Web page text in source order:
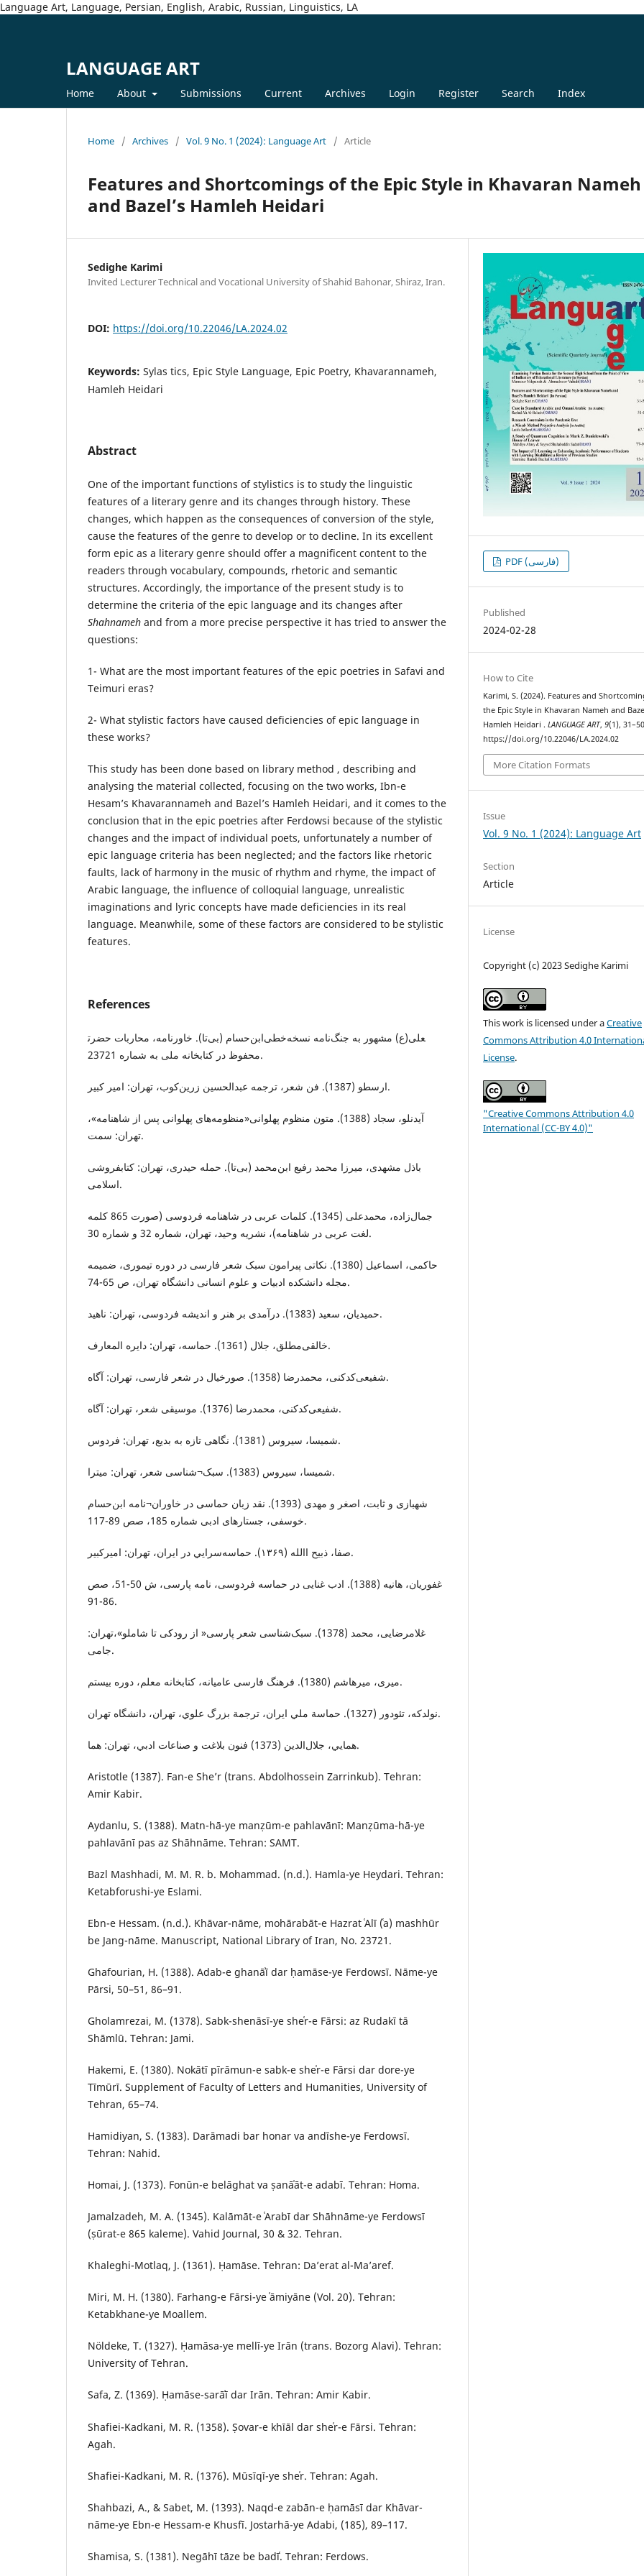
Language Art, Language, Persian, English, Arabic, Russian, Linguistics, LA
LANGUAGE ART
Home About Submissions Current Archives Login Register Search Index
Home / Archives / Vol. 9 No. 1 (2024): Language Art / Article
Features and Shortcomings of the Epic Style in Khavaran Nameh
and Bazel’s Hamleh Heidari
Sedighe Karimi
Invited Lecturer Technical and Vocational University of Shahid Bahonar, Shiraz, Iran.
DOI: https://doi.org/10.22046/LA.2024.02
Keywords: Sylas tics, Epic Style Language, Epic Poetry, Khavarannameh,
Hamleh Heidari
Abstract
One of the important functions of stylistics is to study the linguistic
features of a literary genre and its changes through history. These
changes, which happen as the consequences of conversion of the style,
cause the features of the genre to develop or to decline. In its excellent
form epic as a literary genre should offer a magnificent content to the
readers through vocabulary, compounds, rhetoric and semantic
structures. Accordingly, the importance of the present study is to
determine the criteria of the epic language and its changes after
Shahnameh and from a more precise perspective it has tried to answer the
questions:
1- What are the most important features of the epic poetries in Safavi and
Teimuri eras?
2- What stylistic factors have caused deficiencies of epic language in
these works?
This study has been done based on library method , describing and
analysing the material collected, focusing on the two works, Ibn-e
Hesam’s Khavarannameh and Bazel’s Hamleh Heidari, and it comes to the
conclusion that in the epic poetries after Ferdowsi because of the stylistic
changes and the impact of individual poets, unfortunately a number of
epic language criteria has been neglected; and the factors like rhetoric
faults, lack of harmony in the music of rhythm and rhyme, the impact of
Arabic language, the influence of colloquial language, unrealistic
imaginations and lyric concepts have made deficiencies in its real
language. Meanwhile, some of these factors are considered to be stylistic
features.
References
ابن‌حسام (بی‌تا). خاورنامه، محاربات حضرت‎علی(ع) مشهور به جنگ‌نامه نسخه‌خطی
محفوظ در کتابخانه ملی به شماره‌ 23721.
ارسطو (1387). فن شعر، ترجمه عبدالحسین زرین‌کوب، تهران: امیر کبیر.
آیدنلو، سجاد (1388). متون منظوم پهلوانی«منظومه‌های پهلوانی پس از شاهنامه»،
تهران: سمت.
باذل مشهدی، میرزا محمد رفیع ابن‌محمد (بی‌تا). حمله حیدری، تهران: کتابفروشی
اسلامی.
جمال‌زاده، محمدعلی (1345). کلمات عربی در شاهنامه فردوسی (صورت 865 کلمه
لغت عربی در شاهنامه)، نشریه وحید، تهران، شماره 32 و شماره 30.
حاکمی، اسماعیل (1380). نکاتی پیرامون سبک شعر فارسی در دوره تیموری، ضمیمه
مجله دانشکده ادبیات و علوم انسانی دانشگاه تهران، ص 65-74.
حمیدیان، سعید (1383). درآمدی بر هنر و اندیشه فردوسی، تهران: ناهید.
خالقی‌مطلق، جلال (1361). حماسه، تهران: دایره المعارف.
شفیعی‌کدکنی، محمدرضا (1358). صورخیال در شعر فارسی، تهران: آگاه.
شفیعی‌کدکنی، محمدرضا (1376). موسیقی شعر، تهران: آگاه.
شمیسا، سیروس (1381). نگاهی تازه به بدیع، تهران: فردوس.
شمیسا، سیروس (1383). سبک¬شناسی شعر، تهران: میترا.
شهبازی و ثابت، اصغر و مهدی (1393). نقد زبان حماسی در خاوران¬نامه ابن‌حسام
خوسفی، جستارهای ادبی شماره 185، صص 89-117.
صفا، ذبيح االله (۱۳۶۹). حماسه‌سرايي در ايران، تهران: اميرکبير.
غفوریان، هانیه (1388). ادب غنایی در حماسه فردوسی، نامه پارسی، ش 50-51، صص
86-91.
غلامرضایی، محمد (1378). سبک‌شناسی شعر پارسی« از رودکی تا شاملو»،تهران:
جامی.
میری، میرهاشم (1380). فرهنگ فارسی عامیانه، کتابخانه معلم، دوره بیستم.
نولدكه، تئودور (1327). حماسة ملي ايران، ترجمة بزرگ علوي، تهران، دانشگاه تهران.
همايي، جلال‌الدین (1373) فنون بلاغت و صناعات ادبي، تهران: هما.
Aristotle (1387). Fan-e She’r (trans. Abdolhossein Zarrinkub). Tehran:
Amir Kabir.
Aydanlu, S. (1388). Matn-hā-ye manẓūm-e pahlavānī: Manẓūma-hā-ye
pahlavānī pas az Shāhnāme. Tehran: SAMT.
Bazl Mashhadi, M. M. R. b. Mohammad. (n.d.). Hamla-ye Heydari. Tehran:
Ketabforushi-ye Eslami.
Ebn-e Hessam. (n.d.). Khāvar-nāme, mohārabāt-e Hazrat ʿAlī (ʿa) mashhūr
be Jang-nāme. Manuscript, National Library of Iran, No. 23721.
Ghafourian, H. (1388). Adab-e ghanāʾī dar ḥamāse-ye Ferdowsī. Nāme-ye
Pārsi, 50–51, 86–91.
Gholamrezai, M. (1378). Sabk-shenāsī-ye sheʿr-e Fārsi: az Rudakī tā
Shāmlū. Tehran: Jami.
Hakemi, E. (1380). Nokātī pīrāmun-e sabk-e sheʿr-e Fārsi dar dore-ye
Tīmūrī. Supplement of Faculty of Letters and Humanities, University of
Tehran, 65–74.
Hamidiyan, S. (1383). Darāmadi bar honar va andīshe-ye Ferdowsī.
Tehran: Nahid.
Homai, J. (1373). Fonūn-e belāghat va ṣanāʿāt-e adabī. Tehran: Homa.
Jamalzadeh, M. A. (1345). Kalāmāt-e ʿArabī dar Shāhnāme-ye Ferdowsī
(ṣūrat-e 865 kaleme). Vahid Journal, 30 & 32. Tehran.
Khaleghi-Motlaq, J. (1361). Ḥamāse. Tehran: Da’erat al-Ma’aref.
Miri, M. H. (1380). Farhang-e Fārsi-ye ʿāmiyāne (Vol. 20). Tehran:
Ketabkhane-ye Moallem.
Nöldeke, T. (1327). Ḥamāsa-ye mellī-ye Irān (trans. Bozorg Alavi). Tehran:
University of Tehran.
Safa, Z. (1369). Ḥamāse-sarāʾī dar Irān. Tehran: Amir Kabir.
Shafiei-Kadkani, M. R. (1358). Ṣovar-e khīāl dar sheʿr-e Fārsi. Tehran:
Agah.
Shafiei-Kadkani, M. R. (1376). Mūsīqī-ye sheʿr. Tehran: Agah.
Shahbazi, A., & Sabet, M. (1393). Naqd-e zabān-e ḥamāsī dar Khāvar-
nāme-ye Ebn-e Hessam-e Khusfī. Jostarhā-ye Adabi, (185), 89–117.
Shamisa, S. (1381). Negāhī tāze be badīʿ. Tehran: Ferdows.
PDF (فارسی)
Published
2024-02-28
How to Cite
Karimi, S. (2024). Features and
the Epic Style in Khavaran Nameh and
Hamleh Heidari .LANGUAGE ART,9(1),
https://doi.org/10.22046/LA.2024.02
More Citation Formats
Issue
Vol. 9 No. 1 (2024): Language Art
Section
Article
License
Copyright (c) 2023 Sedighe Karimi
This work is licensed under aCreative
Commons Attribution 4.0
License.
"Creative Commons Attribution 4.0
International (CC-BY 4.0)"